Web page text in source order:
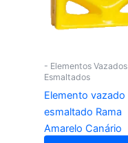
- Elementos Vazados
Esmaltados
Elemento vazado
esmaltado Rama
Amarelo Canário